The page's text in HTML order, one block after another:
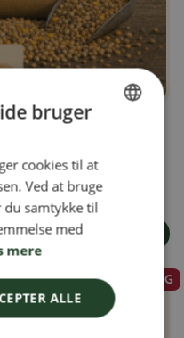
mineraler efter dyrets
25 kg
Læg i kurven
SALG
FINNISH
DANISH
NORWEGIAN
bruger
cookies til at
Ved at bruge
du samtykke til
med
mere
ALLE